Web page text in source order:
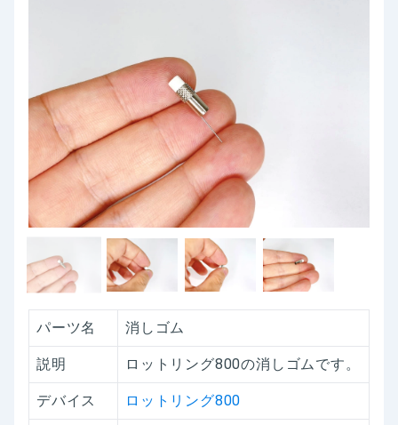
パーツ名 消しゴム
説明 ロットリング800の消しゴムです。
デバイス ロットリング800